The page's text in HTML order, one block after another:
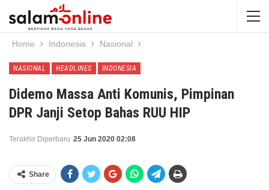
Home Indonesia Nasional
NASIONAL HEADLINES INDONESIA
Didemo Massa Anti Komunis, Pimpinan
DPR Janji Setop Bahas RUU HIP
Terakhir Diperbaru 25 Jun 2020 02:08
Share